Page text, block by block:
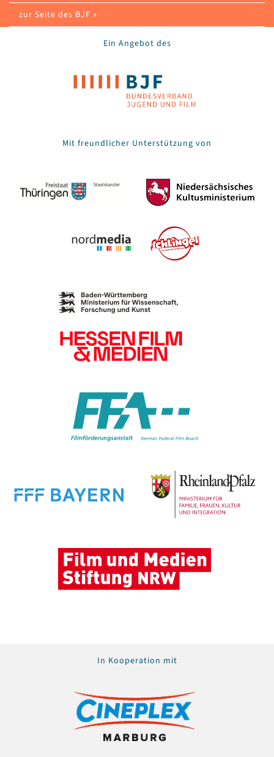
zur Seite des BJF »
Ein Angebot des
Mit freundlicher Unterstützung von
In Kooperation mit